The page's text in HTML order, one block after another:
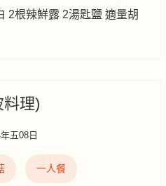
2根辣鮮露 2湯匙鹽 適量胡
理)
五08日
一人餐